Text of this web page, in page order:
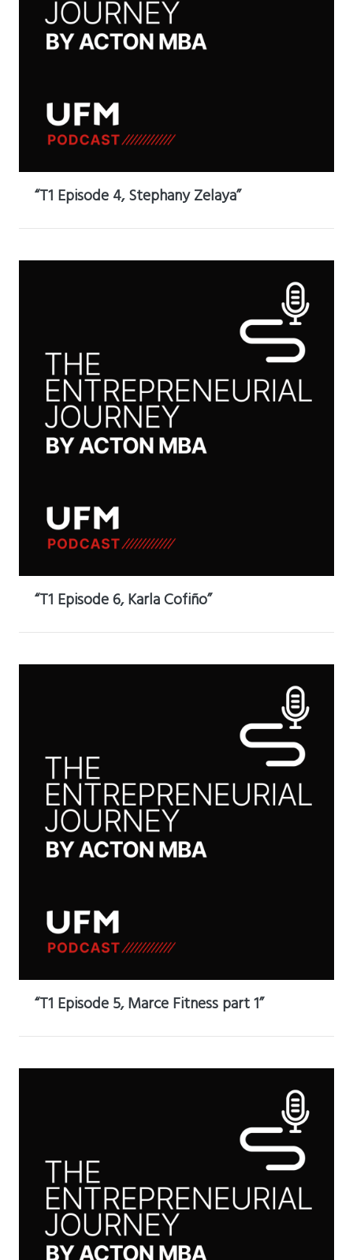
“T1 Episode 4, Stephany Zelaya”
“T1 Episode 6, Karla Cofiño”
“T1 Episode 5, Marce Fitness part 1”